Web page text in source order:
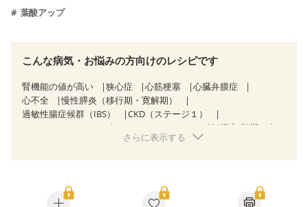
葉酸アップ
こんな病気・お悩みの方向けのレシピです
腎機能の値が高い 狭心症 心筋梗塞
心臓弁膜症
心不全
慢性膵炎（移行期・寛解期）
過敏性腸症候群（IBS）
CKD（ステージ１）
CKD（ステージ２）
CKD（ステージ３a）
妊娠中(初期)
妊婦健診・体重増加が気になる（初期）
関節リウマチ
さらに表示する